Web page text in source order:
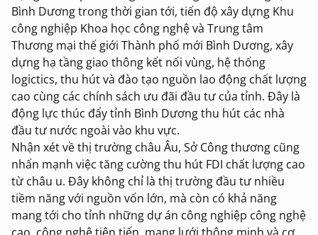
Bình Dương trong thời gian tới, tiến độ xây dựng Khu
công nghiệp Khoa học công nghệ và Trung tâm
Thương mại thế giới Thành phố mới Bình Dương, xây
dựng hạ tầng giao thông kết nối vùng, hệ thống
logictics, thu hút và đào tạo nguồn lao động chất lượng
cao cùng các chính sách ưu đãi đầu tư của tỉnh. Đây là
động lực thúc đẩy tỉnh Bình Dương thu hút các nhà
đầu tư nước ngoài vào khu vực.
Nhận xét về thị trường châu Âu, Sở Công thương cũng
nhấn mạnh việc tăng cường thu hút FDI chất lượng cao
từ châu u. Đây không chỉ là thị trường đầu tư nhiều
tiềm năng với nguồn vốn lớn, mà còn có khả năng
mang tới cho tỉnh những dự án công nghiệp công nghệ